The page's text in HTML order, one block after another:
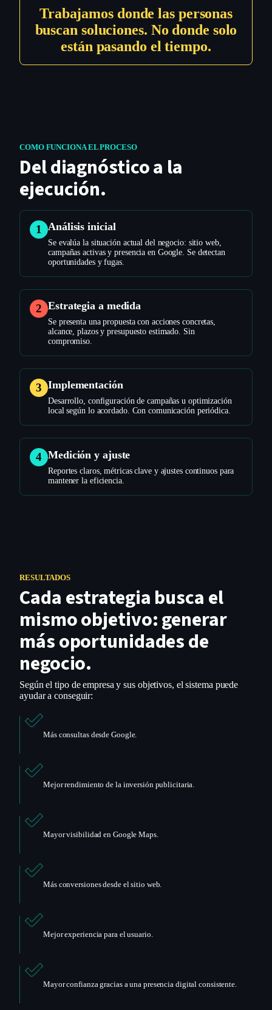
Trabajamos donde las personas
buscan soluciones. No donde solo
están pasando el tiempo.
COMO FUNCIONA EL PROCESO
Del diagnóstico a la
ejecución.
1 Análisis inicial
Se evalúa la situación actual del negocio: sitio web,
campañas activas y presencia en Google. Se detectan
oportunidades y fugas.
2 Estrategia a medida
Se presenta una propuesta con acciones concretas,
alcance, plazos y presupuesto estimado. Sin
compromiso.
3 Implementación
Desarrollo, configuración de campañas u optimización
local según lo acordado. Con comunicación periódica.
4 Medición y ajuste
Reportes claros, métricas clave y ajustes continuos para
mantener la eficiencia.
RESULTADOS
Cada estrategia busca el
mismo objetivo: generar
más oportunidades de
negocio.
Según el tipo de empresa y sus objetivos, el sistema puede
ayudar a conseguir:
Más consultas desde Google.
Mejor rendimiento de la inversión publicitaria.
Mayor visibilidad en Google Maps.
Más conversiones desde el sitio web.
Mejor experiencia para el usuario.
Mayor confianza gracias a una presencia digital consistente.